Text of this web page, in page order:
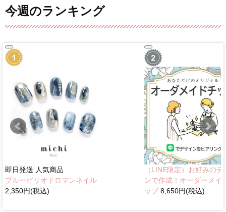
今週のランキング
即日発送 人気商品
ブルーピリオドロマンネイル
2,350円(税込)
（LINE限定）お好みのデ
ンで作成！オーダーメイ
ップ8,650円(税込)